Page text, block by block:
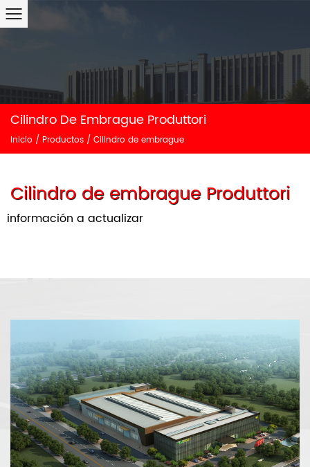
Cilindro De Embrague Produttori
Inicio / Productos / Cilindro de embrague
Cilindro de embrague Produttori
información a actualizar